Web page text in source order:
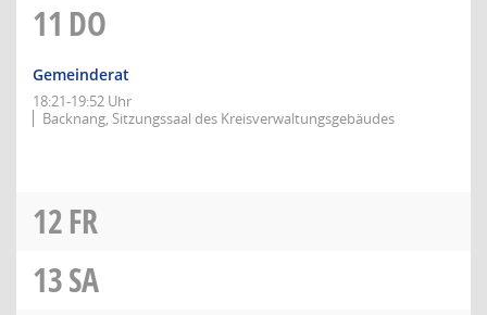
11 DO
Gemeinderat
18:21-19:52 Uhr
Backnang, Sitzungssaal des Kreisverwaltungsgebäudes
12FR
13SA